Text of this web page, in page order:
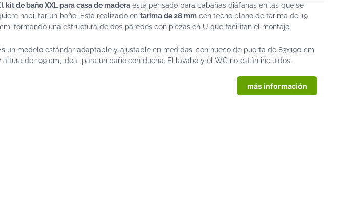
kit de baño XXL para casa de madera está pensado para cabañas diáfanas en las que se
habilitar un baño. Está realizado en tarima de 28 mm con techo plano de tarima de 19
formando una estructura de dos paredes con piezas en U que facilitan el montaje.
un modelo estándar adaptable y ajustable en medidas, con hueco de puerta de 83x190 cm
altura de 199 cm, ideal para un baño con ducha. El lavabo y el WC no están incluidos.
más información